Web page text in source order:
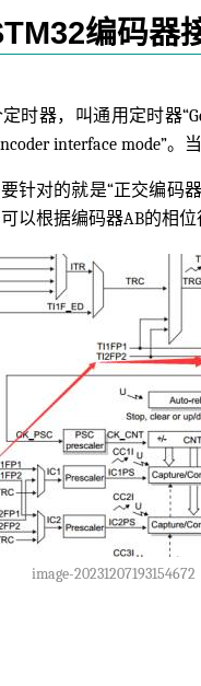
编码器
时器，叫通用定时器
interface mode”。
针对的就是“正交编码
以根据编码器AB的相位
image-20231207193154672